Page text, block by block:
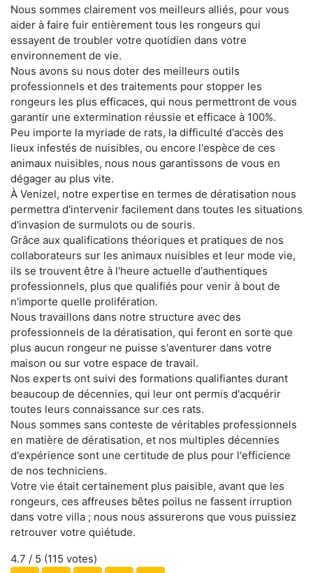
Nous sommes clairement vos meilleurs alliés, pour vous
aider à faire fuir entièrement tous les rongeurs qui
essayent de troubler votre quotidien dans votre
environnement de vie.
Nous avons su nous doter des meilleurs outils
professionnels et des traitements pour stopper les
rongeurs les plus efficaces, qui nous permettront de vous
garantir une extermination réussie et efficace à 100%.
Peu importe la myriade de rats, la difficulté d'accès des
lieux infestés de nuisibles, ou encore l'espèce de ces
animaux nuisibles, nous nous garantissons de vous en
dégager au plus vite.
À Venizel, notre expertise en termes de dératisation nous
permettra d'intervenir facilement dans toutes les situations
d'invasion de surmulots ou de souris.
Grâce aux qualifications théoriques et pratiques de nos
collaborateurs sur les animaux nuisibles et leur mode vie,
ils se trouvent être à l'heure actuelle d'authentiques
professionnels, plus que qualifiés pour venir à bout de
n'importe quelle prolifération.
Nous travaillons dans notre structure avec des
professionnels de la dératisation, qui feront en sorte que
plus aucun rongeur ne puisse s'aventurer dans votre
maison ou sur votre espace de travail.
Nos experts ont suivi des formations qualifiantes durant
beaucoup de décennies, qui leur ont permis d'acquérir
toutes leurs connaissance sur ces rats.
Nous sommes sans conteste de véritables professionnels
en matière de dératisation, et nos multiples décennies
d'expérience sont une certitude de plus pour l'efficience
de nos techniciens.
Votre vie était certainement plus paisible, avant que les
rongeurs, ces affreuses bêtes poilus ne fassent irruption
dans votre villa ; nous nous assurerons que vous puissiez
retrouver votre quiétude.
4.7 / 5 (115 votes)